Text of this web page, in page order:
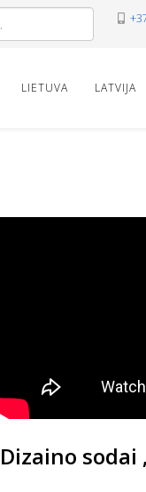
LIETUVA LATVIJA
Dizaino sodai